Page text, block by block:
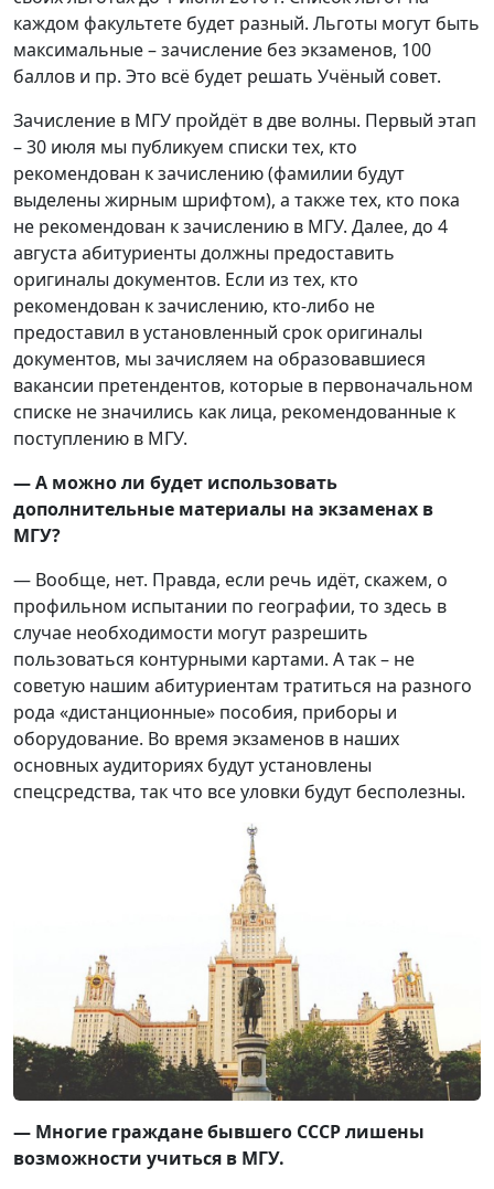
каждом факультете будет разный. Льготы могут быть
максимальные – зачисление без экзаменов, 100
баллов и пр. Это всё будет решать Учёный совет.
Зачисление в МГУ пройдёт в две волны. Первый этап
– 30 июля мы публикуем списки тех, кто
рекомендован к зачислению (фамилии будут
выделены жирным шрифтом), а также тех, кто пока
не рекомендован к зачислению в МГУ. Далее, до 4
августа абитуриенты должны предоставить
оригиналы документов. Если из тех, кто
рекомендован к зачислению, кто-либо не
предоставил в установленный срок оригиналы
документов, мы зачисляем на образовавшиеся
вакансии претендентов, которые в первоначальном
списке не значились как лица, рекомендованные к
поступлению в МГУ.
— А можно ли будет использовать
дополнительные материалы на экзаменах в
МГУ?
— Вообще, нет. Правда, если речь идёт, скажем, о
профильном испытании по географии, то здесь в
случае необходимости могут разрешить
пользоваться контурными картами. А так – не
советую нашим абитуриентам тратиться на разного
рода «дистанционные» пособия, приборы и
оборудование. Во время экзаменов в наших
основных аудиториях будут установлены
спецсредства, так что все уловки будут бесполезны.
— Многие граждане бывшего СССР лишены
возможности учиться в МГУ.